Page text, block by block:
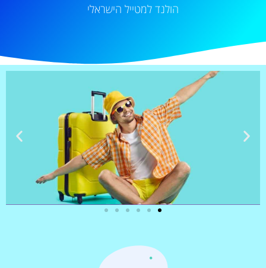
הולנד למטייל הישראלי